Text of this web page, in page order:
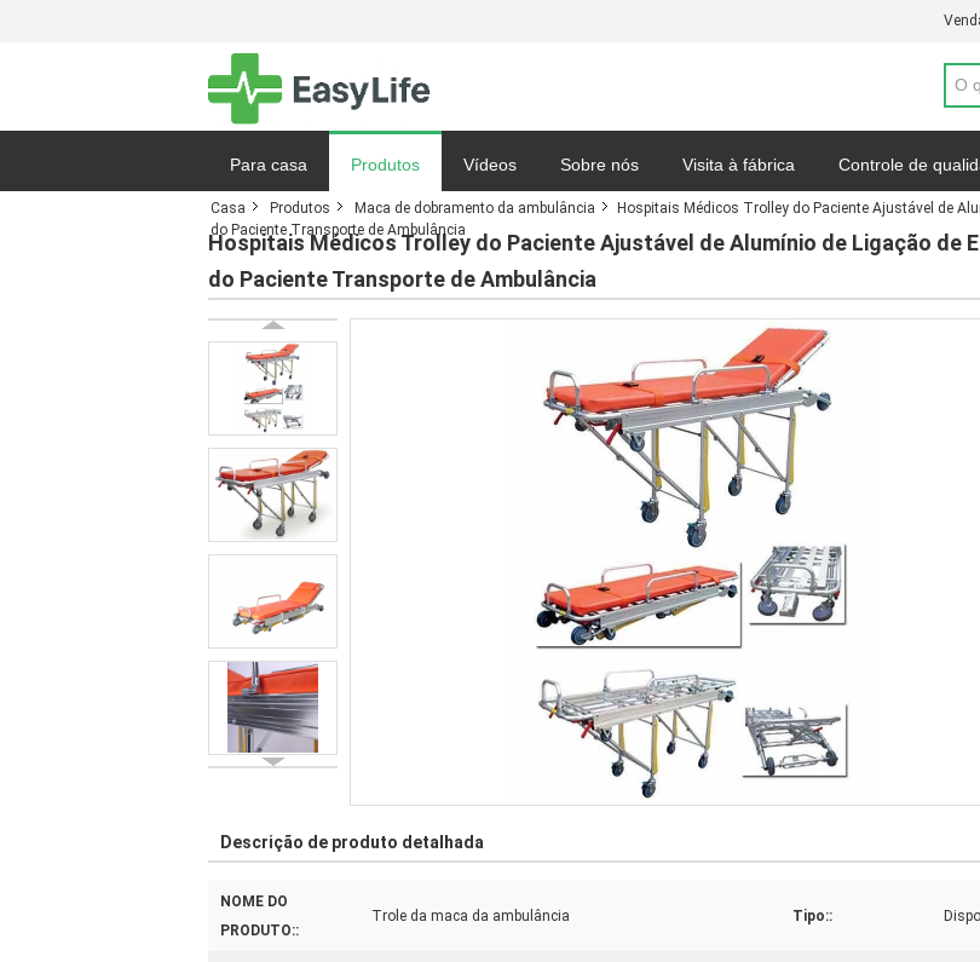
Para casa Produtos Vídeos Sobre nós Visita à fábrica Controle de
Notícias Mapa do site Política de Privacidade Casos
Casa Produtos Maca de dobramento da ambulância
Hospitais Médicos Trolley do Paciente Ajustável de
do Paciente Transporte de Ambulância
Hospitais Médicos Trolley do Paciente Ajustável de Alumínio de Ligação de
do Paciente Transporte de Ambulância
Descrição de produto detalhada
NOME DO
PRODUTO::
Trole da maca da ambulância Tipo::